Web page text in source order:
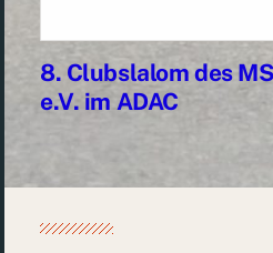
8. Clubslalom des
e.V. im ADAC